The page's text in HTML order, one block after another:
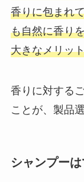
香りに包まれ
も自然に香り
大きなメリッ
香りに対する
ことが、製品
シャンプーは